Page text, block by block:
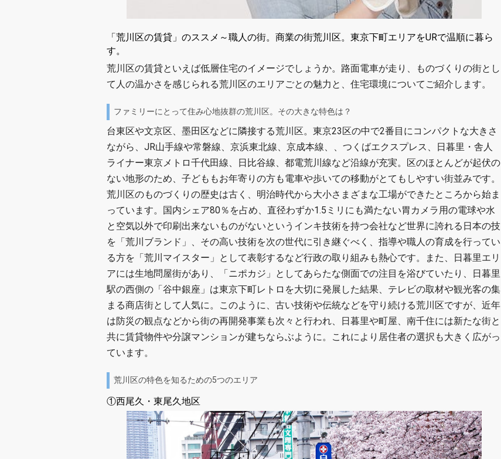
「荒川区の賃貸」のススメ～職人の街。商業の街荒川区。東京下町エリアをURで温順に暮ら
す。
荒川区の賃貸といえば低層住宅のイメージでしょうか。路面電車が走り、ものづくりの街とし
て人の温かさを感じられる荒川区のエリアごとの魅力と、住宅環境についてご紹介します。
ファミリーにとって住み心地抜群の荒川区。その大きな特色は？
台東区や文京区、墨田区などに隣接する荒川区。東京23区の中で2番目にコンパクトな大きさ
ながら、JR山手線や常磐線、京浜東北線、京成本線、、つくばエクスプレス、日暮里・舎人
ライナー東京メトロ千代田線、日比谷線、都電荒川線など沿線が充実。区のほとんどが起伏の
ない地形のため、子どももお年寄りの方も電車や歩いての移動がとてもしやすい街並みです。
荒川区のものづくりの歴史は古く、明治時代から大小さまざまな工場ができたところから始ま
っています。国内シェア80％を占め、直径わずか1.5ミリにも満たない胃カメラ用の電球や水
と空気以外で印刷出来ないものがないというインキ技術を持つ会社など世界に誇れる日本の技
を「荒川ブランド」、その高い技術を次の世代に引き継ぐべく、指導や職人の育成を行ってい
る方を「荒川マイスター」として表彰するなど行政の取り組みも熱心です。また、日暮里エリ
アには生地問屋街があり、「ニポカジ」としてあらたな側面での注目を浴びていたり、日暮里
駅の西側の「谷中銀座」は東京下町レトロを大切に発展した結果、テレビの取材や観光客の集
まる商店街として人気に。このように、古い技術や伝統などを守り続ける荒川区ですが、近年
は防災の観点などから街の再開発事業も次々と行われ、日暮里や町屋、南千住には新たな街と
共に賃貸物件や分譲マンションが建ちならぶように。これにより居住者の選択も大きく広がっ
ています。
荒川区の特色を知るための5つのエリア
①西尾久・東尾久地区